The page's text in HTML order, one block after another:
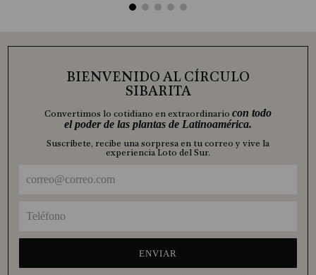
BIENVENIDO AL CÍRCULO
SIBARITA
Convertimos lo cotidiano en extraordinario con todo
el poder de las plantas de Latinoamérica.
Suscríbete, recibe una sorpresa en tu correo y vive la
experiencia Loto del Sur.
ENVIAR